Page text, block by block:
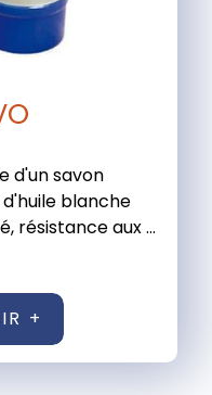
d'un savon
blanche
résistance aux ...
+